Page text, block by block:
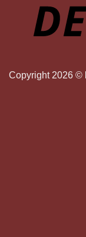
Copyright 2026 ©